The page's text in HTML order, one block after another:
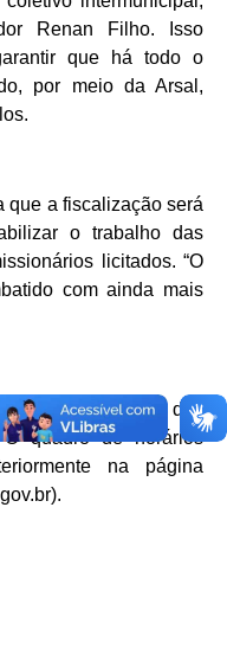
Renan Filho. Isso
que há todo o
por meio da Arsal,
que a fiscalização será
o trabalho das
licitados. “O
com ainda mais
de viagens/dia das
quadro de horários
na página